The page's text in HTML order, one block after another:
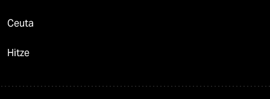
Ceuta
Hitze